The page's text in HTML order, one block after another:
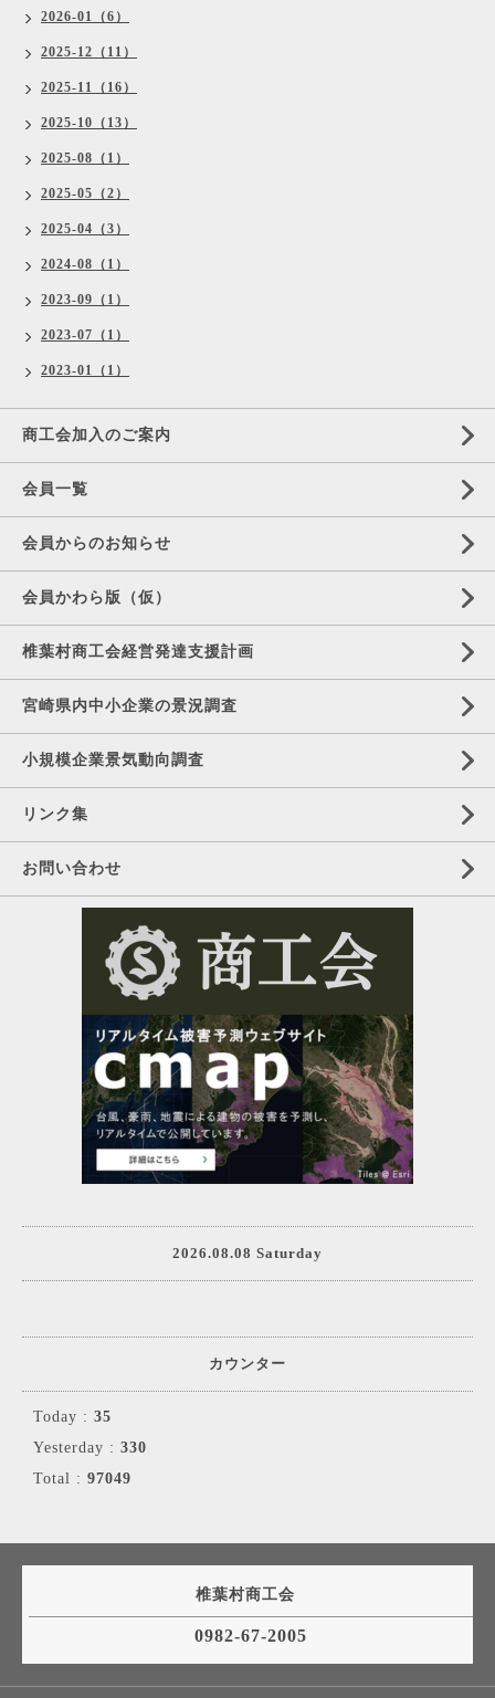
2026-01（6）
2025-12（11）
2025-11（16）
2025-10（13）
2025-08（1）
2025-05（2）
2025-04（3）
2024-08（1）
2023-09（1）
2023-07（1）
2023-01（1）
商工会加入のご案内
会員一覧
会員からのお知らせ
会員かわら版（仮）
椎葉村商工会経営発達支援計画
宮崎県内中小企業の景況調査
小規模企業景気動向調査
リンク集
お問い合わせ
2026.08.08 Saturday
カウンター
Today : 35
Yesterday : 330
Total : 97049
椎葉村商工会
0982-67-2005